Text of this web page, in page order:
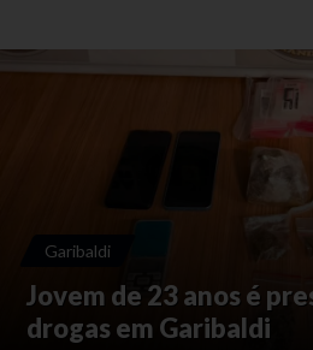
Garibaldi
Jovem de 23 anos é
drogas em Garibaldi